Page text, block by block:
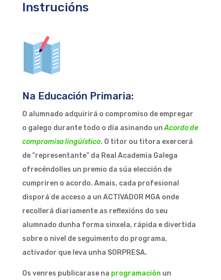
Instrucións
Na Educación Primaria:
O alumnado adquirirá o compromiso de empregar
o galego durante todo o día asinando unAcordo de
compromiso lingüístico. O titor ou titora exercerá
de “representante” da Real Academia Galega
ofrecéndolles un premio da súa elección de
cumpriren o acordo. Amais, cada profesional
disporá de acceso a un ACTIVADOR MGA onde
recollerá diariamente as reflexións do seu
alumnado dunha forma sinxela, rápida e divertida
sobre o nivel de seguimento do programa,
activador que leva unha SORPRESA.
Os venres publicarase na programación un